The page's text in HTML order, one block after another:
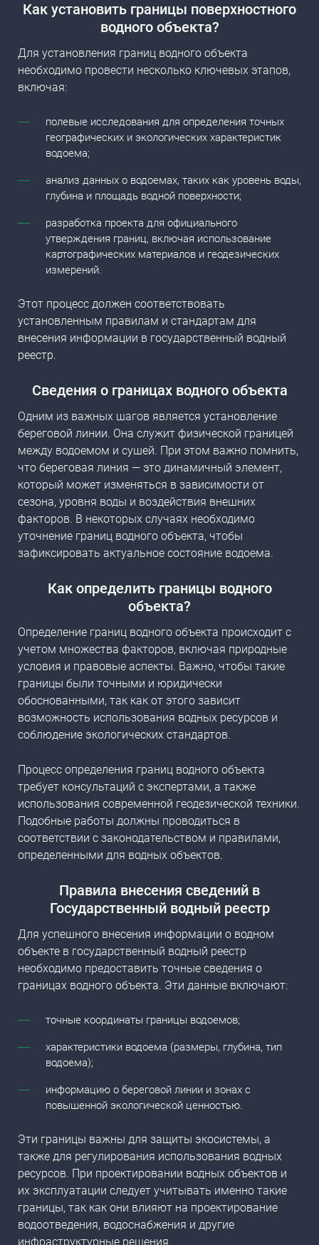
Как установить границы поверхностного
водного объекта?
Для установления границ водного объекта
необходимо провести несколько ключевых этапов,
включая:
полевые исследования для определения точных
географических и экологических характеристик
водоема;
анализ данных о водоемах, таких как уровень воды,
глубина и площадь водной поверхности;
разработка проекта для официального
утверждения границ, включая использование
картографических материалов и геодезических
измерений.
Этот процесс должен соответствовать
установленным правилам и стандартам для
внесения информации в государственный водный
реестр.
Сведения о границах водного объекта
Одним из важных шагов является установление
береговой линии. Она служит физической границей
между водоемом и сушей. При этом важно помнить,
что береговая линия — это динамичный элемент,
который может изменяться в зависимости от
сезона, уровня воды и воздействия внешних
факторов. В некоторых случаях необходимо
уточнение границ водного объекта, чтобы
зафиксировать актуальное состояние водоема.
Как определить границы водного
объекта?
Определение границ водного объекта происходит с
учетом множества факторов, включая природные
условия и правовые аспекты. Важно, чтобы такие
границы были точными и юридически
обоснованными, так как от этого зависит
возможность использования водных ресурсов и
соблюдение экологических стандартов.
Процесс определения границ водного объекта
требует консультаций с экспертами, а также
использования современной геодезической техники.
Подобные работы должны проводиться в
соответствии с законодательством и правилами,
определенными для водных объектов.
Правила внесения сведений в
Государственный водный реестр
Для успешного внесения информации о водном
объекте в государственный водный реестр
необходимо предоставить точные сведения о
границах водного объекта. Эти данные включают:
точные координаты границы водоемов;
характеристики водоема (размеры, глубина, тип
водоема);
информацию о береговой линии и зонах с
повышенной экологической ценностью.
Эти границы важны для защиты экосистемы, а
также для регулирования использования водных
ресурсов. При проектировании водных объектов и
их эксплуатации следует учитывать именно такие
границы, так как они влияют на проектирование
водоотведения, водоснабжения и другие
инфраструктурные решения.